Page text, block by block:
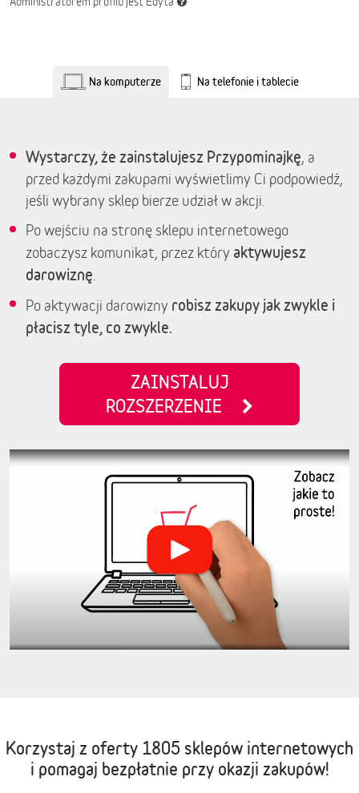
Na komputerze Na telefonie i tablecie
Wystarczy, że zainstalujesz Przypominajkę, a
przed każdymi zakupami wyświetlimy Ci podpowiedź,
jeśli wybrany sklep bierze udział w akcji.
Po wejściu na stronę sklepu internetowego
zobaczysz komunikat, przez który aktywujesz
darowiznę
Po aktywacji darowizny robisz zakupy jak zwykle i
płacisz tyle, co zwykle.
ZAINSTALUJ
ROZSZERZENIE
Korzystaj z oferty 1805 sklepów internetowych
i pomagaj bezpłatnie przy okazji zakupów!